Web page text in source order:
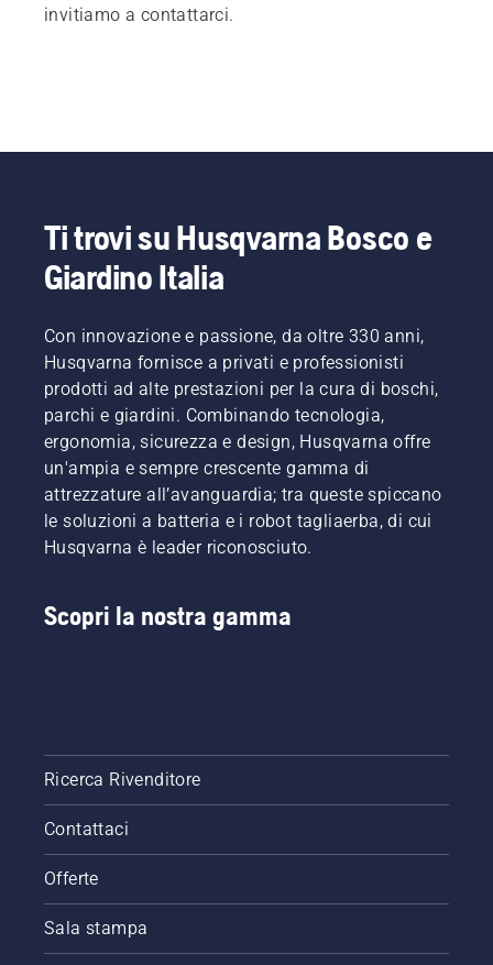
invitiamo a contattarci.
Ti trovi su Husqvarna Bosco e
Giardino Italia
Con innovazione e passione, da oltre 330 anni,
Husqvarna fornisce a privati e professionisti
prodotti ad alte prestazioni per la cura di boschi,
parchi e giardini. Combinando tecnologia,
ergonomia, sicurezza e design, Husqvarna offre
un'ampia e sempre crescente gamma di
attrezzature all’avanguardia; tra queste spiccano
le soluzioni a batteria e i robot tagliaerba, di cui
Husqvarna è leader riconosciuto.
Scopri la nostra gamma
Ricerca Rivenditore
Contattaci
Offerte
Sala stampa